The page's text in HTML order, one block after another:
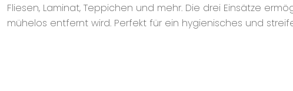
Fliesen, Laminat, Teppichen und mehr. Die drei Einsätze
mühelos entfernt wird. Perfekt für ein hygienisches und